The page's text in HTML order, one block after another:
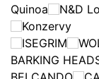
Quinoa
N&D
Konzervy
ISEGRIM
BARKING